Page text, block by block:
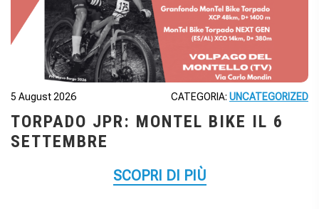
5 August 2026 CATEGORIA: UNCATEGORIZED
TORPADO JPR: MONTEL BIKE IL 6
SETTEMBRE
SCOPRI DI PIÙ